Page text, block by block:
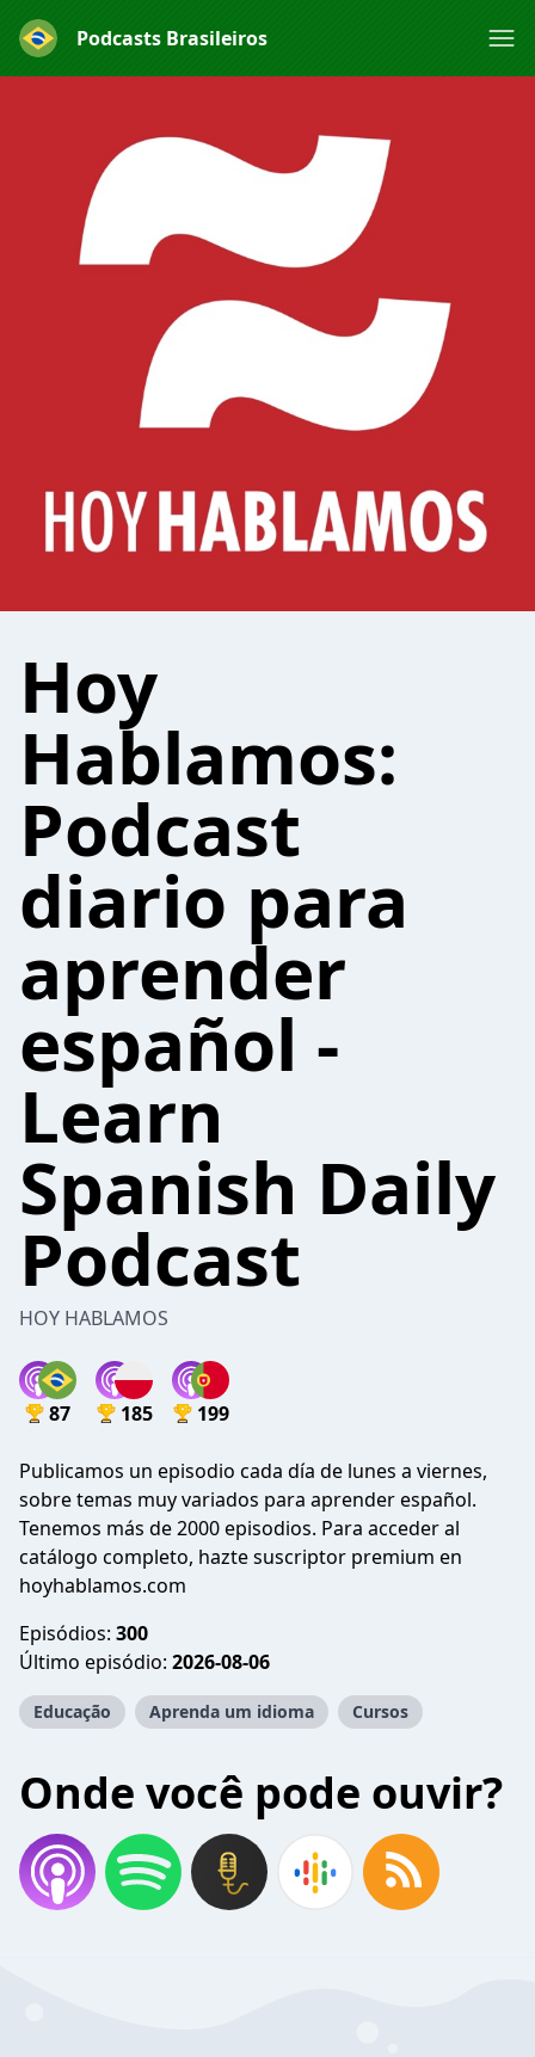
Podcasts Brasileiros
Hoy
Hablamos:
Podcast
diario para
aprender
español -
Learn
Spanish Daily
Podcast
HOY HABLAMOS
87 185 199
Publicamos un episodio cada día de lunes a viernes,
sobre temas muy variados para aprender español.
Tenemos más de 2000 episodios. Para acceder al
catálogo completo, hazte suscriptor premium en
hoyhablamos.com
Episódios: 300
Último episódio: 2026-08-06
Educação Aprenda um idioma Cursos
Onde você pode ouvir?